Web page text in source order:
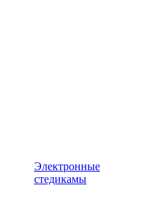
Электронные
стедикамы